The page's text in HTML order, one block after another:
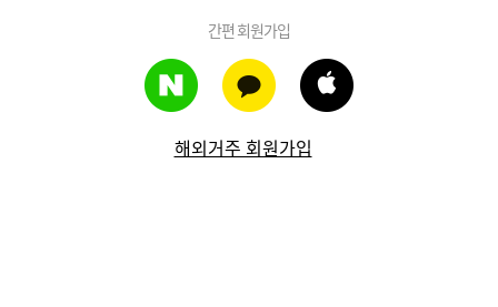
간편 회원가입
해외거주 회원가입